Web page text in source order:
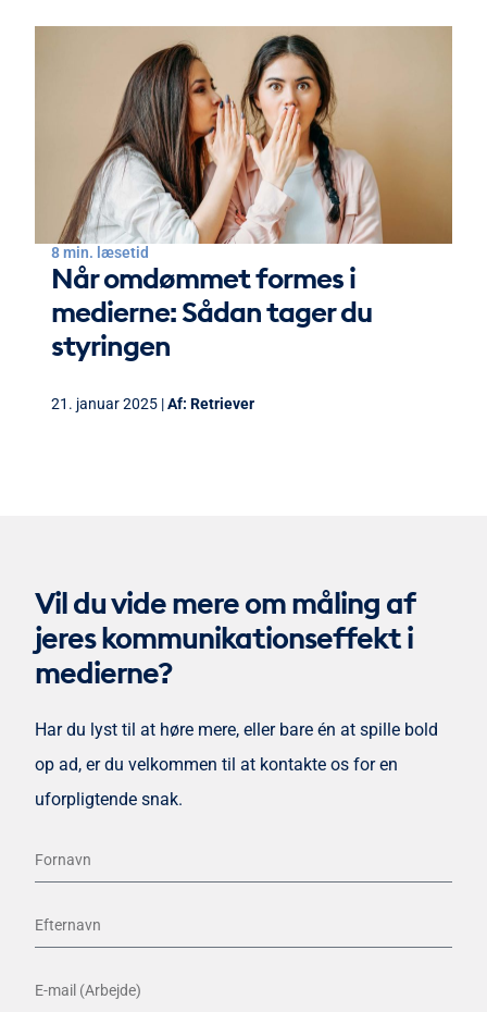
8 min. læsetid
Når omdømmet formes i
medierne: Sådan tager du
styringen
21. januar 2025 |Af: Retriever
Vil du vide mere om måling af
jeres kommunikationseffekt i
medierne?​
Har du lyst til at høre mere, eller bare én at spille bold
op ad, er du velkommen til at kontakte os for en
uforpligtende snak.